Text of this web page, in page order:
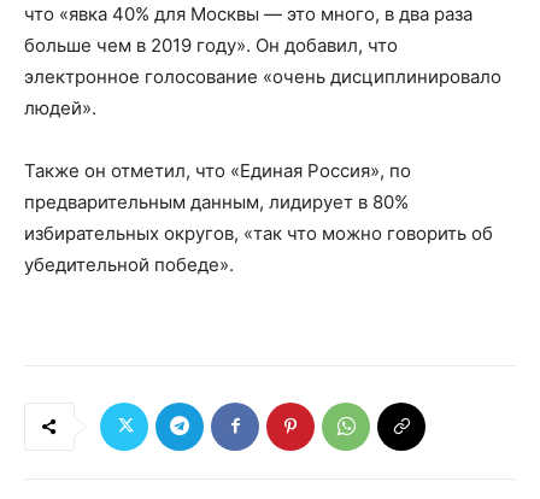
что «явка 40% для Москвы — это много, в два раза
больше чем в 2019 году». Он добавил, что
электронное голосование «очень дисциплинировало
людей».
Также он отметил, что «Единая Россия», по
предварительным данным, лидирует в 80%
избирательных округов, «так что можно говорить об
убедительной победе».